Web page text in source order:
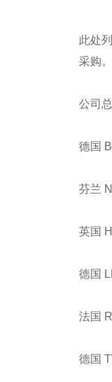
此处
采购。
公司
德国
芬兰
英国
德国
法国
德国